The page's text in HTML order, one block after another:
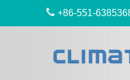
+86-551-